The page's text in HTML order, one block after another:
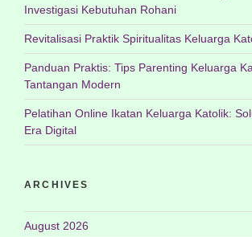
Investigasi Kebutuhan Rohani
Revitalisasi Praktik Spiritualitas Keluarga
Panduan Praktis: Tips Parenting Keluarga
Tantangan Modern
Pelatihan Online Ikatan Keluarga Katolik:
Era Digital
ARCHIVES
August 2026